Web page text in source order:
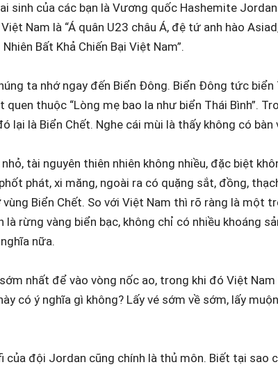
sinh của các bạn là Vương quốc Hashemite
Nam là “Á quân U23 châu Á, đệ tứ anh hào
Bất Khả Chiến Bại Việt Nam”.
ta nhớ ngay đến Biển Đông. Biển Đông tức biển
quen thuộc “Lòng mẹ bao la như biển Thái Bình”.
lại là Biển Chết. Nghe cái mùi là thấy không có bàn
tài nguyên thiên nhiên không nhiều, đặc biệt
phát, xi măng, ngoài ra có quặng sắt, đồng,
Biển Chết. So với Việt Nam thì rõ ràng là một
là rừng vàng biển bạc, không chỉ có nhiều khoáng
nữa.
nhất để vào vòng nốc ao, trong khi đó Việt Nam
có ý nghĩa gì không? Lấy vé sớm về sớm, lấy
của đội Jordan cũng chính là thủ môn. Biết tại sao